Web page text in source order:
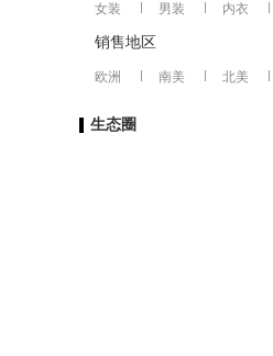
女装 男装 内衣
销售地区
欧洲 南美 北美
生态圈